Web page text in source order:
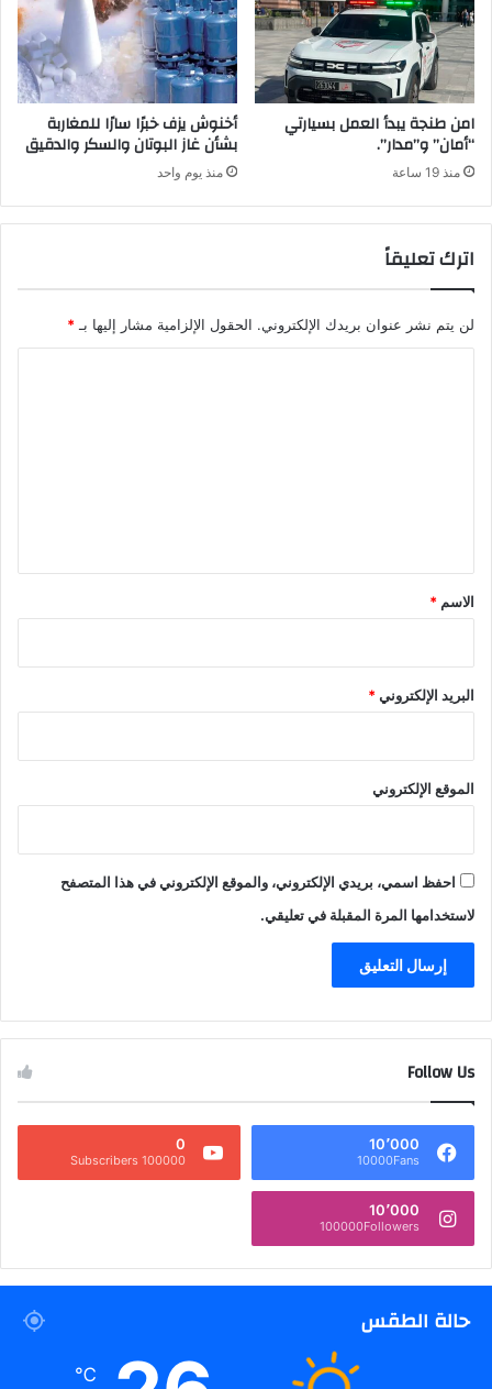
امن طنجة يبدأ العمل بسيارتي
“أمان” و”مدار”.
منذ 19 ساعة
أخنوش يزف خبرًا سارًا للمغاربة
بشأن غاز البوتان والسكر والدقيق
منذ يوم واحد
اترك تعليقاً
لن يتم نشر عنوان بريدك الإلكتروني. الحقول الإلزامية مشار إليها بـ *
*
الاسم *
البريد الإلكتروني*
الموقع الإلكتروني
احفظ اسمي، بريدي الإلكتروني، والموقع الإلكتروني في هذا المتصفح
لاستخدامها المرة المقبلة في تعليقي.
Follow Us
10٬000
10000Fans
0
100000 Subscribers
10٬000
100000Followers
حالة الطقس
℃